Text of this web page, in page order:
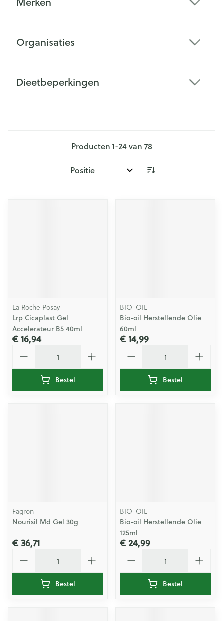
Organisaties
Dieetbeperkingen
Producten 1-24van 78
Sorteer op:
La Roche Posay
Lrp Cicaplast Gel
Accelerateur B5 40ml
€ 16,94
Bestel
BIO-OIL
Bio-oil Herstellende Olie
60ml
€ 14,99
Bestel
Fagron
Nourisil Md Gel 30g
€ 36,71
Bestel
BIO-OIL
Bio-oil Herstellende Olie
125ml
€ 24,99
Bestel